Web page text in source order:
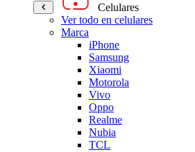
Celulares
Ver todo en celulares
Marca
iPhone
Samsung
Xiaomi
Motorola
Vivo
Oppo
Realme
Nubia
TCL